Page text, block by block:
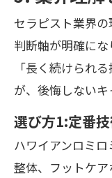
セラピスト業界
判断軸が明確に
「長く続けられ
が、後悔しないキ
選び方1:定番
ハワイアンロミロ
整体、フットケ